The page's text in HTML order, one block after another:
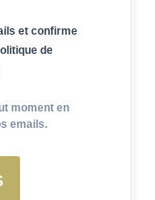
et confirme
de
moment en
emails.